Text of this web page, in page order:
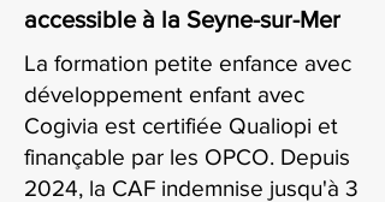
accessible à la Seyne-sur-Mer
La formation petite enfance avec
développement enfant avec
Cogivia est certifiée Qualiopi et
finançable par les OPCO. Depuis
2024, la CAF indemnise jusqu'à 3